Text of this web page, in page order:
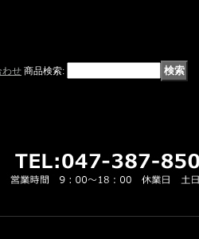
わせ 商品検索: